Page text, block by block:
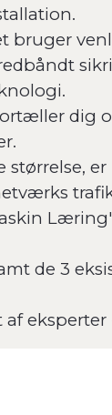
bruger
dig
størrelse,
de 3
af